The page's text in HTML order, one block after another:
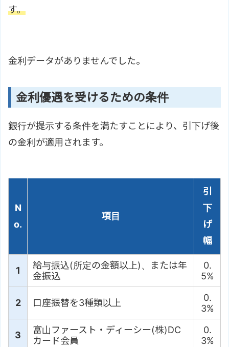
す。
金利データがありませんでした。
金利優遇を受けるための条件
銀行が提示する条件を満たすことにより、引下げ後
の金利が適用されます。
N
o.
項目
引
下
げ
幅
1
給与振込(所定の金額以上)、または年
金振込
0.
5%
2 口座振替を3種類以上
0.
3%
3
富山ファースト・ディーシー(株)DC
カード会員
0.
3%